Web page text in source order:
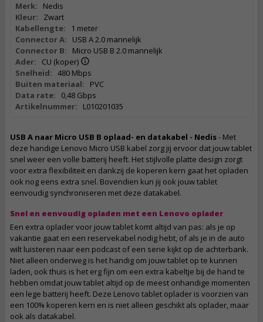
Merk:
Nedis
Kleur:
Zwart
Kabellengte:
1 meter
Connector A:
USB A 2.0 mannelijk
Connector B:
Micro USB B 2.0 mannelijk
Ader:
CU (koper)
Snelheid: 480 Mbps
Buiten materiaal:
PVC
Data rate:
0,48 Gbps
Artikelnummer:
L010201035
USB A naar Micro USB B oplaad- en datakabel - Nedis- Met
deze handige Lenovo Micro USB kabel zorg jij ervoor dat jouw tablet
snel weer een volle batterij heeft. Het stijlvolle platte design zorgt
voor extra flexibiliteit en dankzij de koperen kern gaat het opladen
ook nog eens extra snel. Bovendien kun jij ook jouw tablet
eenvoudig synchroniseren met deze datakabel.
Snel en eenvoudig opladen met een Lenovo oplader
Een extra oplader voor jouw tablet komt altijd van pas: als je op
vakantie gaat en een reservekabel nodig hebt, of als je in de auto
wilt luisteren naar een podcast of een serie kijkt op de achterbank.
Niet alleen onderweg is het handig om jouw tablet op te kunnen
laden, ook thuis is het erg fijn om een extra kabeltje bij de hand te
hebben omdat jouw tablet altijd op de meest onhandige momenten
een lege batterij heeft. Deze Lenovo tablet oplader is voorzien van
een 100% koperen kern en is niet alleen geschikt als oplader, maar
ook als datakabel.